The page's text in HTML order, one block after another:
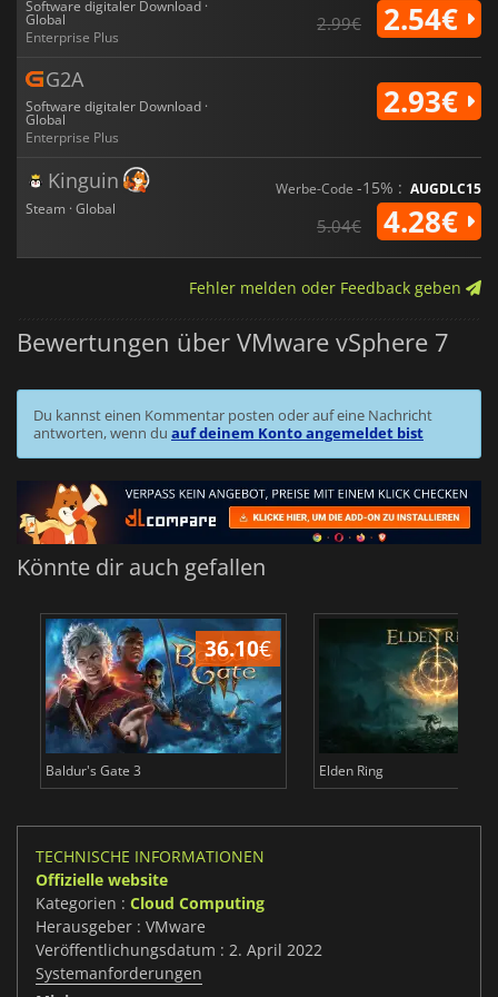
Software digitaler Download ·
Global
Enterprise Plus
2.99€ 2.54€
G2A
Software digitaler Download ·
Global
Enterprise Plus
2.93€
Kinguin
Steam · Global
Werbe-Code -15% : AUGDLC15
5.04€ 4.28€
Fehler melden oder Feedback geben
Bewertungen über VMware vSphere 7
Du kannst einen Kommentar posten oder auf eine Nachricht
antworten, wenn du auf deinem Konto angemeldet bist
Könnte dir auch gefallen
36.10€
Baldur's Gate 3 Elden Ring
TECHNISCHE INFORMATIONEN
Offizielle website
Kategorien : Cloud Computing
Herausgeber : VMware
Veröffentlichungsdatum : 2. April 2022
Systemanforderungen